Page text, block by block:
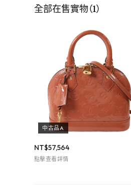
全部在售實物（1）
中古品A
NT$57,564
點擊查看詳情